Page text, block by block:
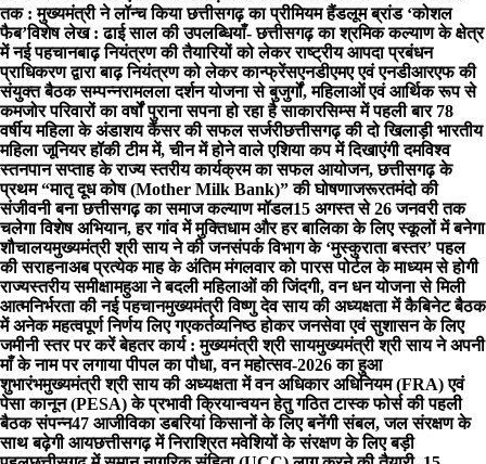
तक : मुख्यमंत्री ने लॉन्च किया छत्तीसगढ़ का प्रीमियम हैंडलूम ब्रांड ‘कोशल
फैब’विशेष लेख : ढाई साल की उपलब्धियाँ- छत्तीसगढ़ का श्रमिक कल्याण के क्षेत्र
में नई पहचानबाढ़ नियंत्रण की तैयारियों को लेकर राष्ट्रीय आपदा प्रबंधन
प्राधिकरण द्वारा बाढ़ नियंत्रण को लेकर कान्फ्रेंसएनडीएमए एवं एनडीआरएफ की
संयुक्त बैठक सम्पन्नरामलला दर्शन योजना से बुजुर्गों, महिलाओं एवं आर्थिक रूप से
कमजोर परिवारों का वर्षों पुराना सपना हो रहा है साकारसिम्स में पहली बार 78
वर्षीय महिला के अंडाशय कैंसर की सफल सर्जरीछत्तीसगढ़ की दो खिलाड़ी भारतीय
महिला जूनियर हॉकी टीम में, चीन में होने वाले एशिया कप में दिखाएंगी दमविश्व
स्तनपान सप्ताह के राज्य स्तरीय कार्यक्रम का सफल आयोजन, छत्तीसगढ़ के
प्रथम “मातृ दूध कोष (Mother Milk Bank)” की घोषणाजरूरतमंदो की
संजीवनी बना छत्तीसगढ़ का समाज कल्याण मॉडल15 अगस्त से 26 जनवरी तक
चलेगा विशेष अभियान, हर गांव में मुक्तिधाम और हर बालिका के लिए स्कूलों में बनेगा
शौचालयमुख्यमंत्री श्री साय ने की जनसंपर्क विभाग के ‘मुस्कुराता बस्तर’ पहल
की सराहनाअब प्रत्येक माह के अंतिम मंगलवार को पारस पोर्टल के माध्यम से होगी
राज्यस्तरीय समीक्षामहुआ ने बदली महिलाओं की जिंदगी, वन धन योजना से मिली
आत्मनिर्भरता की नई पहचानमुख्यमंत्री विष्णु देव साय की अध्यक्षता में कैबिनेट बैठक
में अनेक महत्वपूर्ण निर्णय लिए गएकर्तव्यनिष्ठ होकर जनसेवा एवं सुशासन के लिए
जमीनी स्तर पर करें बेहतर कार्य : मुख्यमंत्री श्री सायमुख्यमंत्री श्री साय ने अपनी
माँ के नाम पर लगाया पीपल का पौधा, वन महोत्सव-2026 का हुआ
शुभारंभमुख्यमंत्री श्री साय की अध्यक्षता में वन अधिकार अधिनियम (FRA) एवं
पेसा कानून (PESA) के प्रभावी क्रियान्वयन हेतु गठित टास्क फोर्स की पहली
बैठक संपन्न47 आजीविका डबरियां किसानों के लिए बनेंगी संबल, जल संरक्षण के
साथ बढ़ेगी आयछत्तीसगढ़ में निराश्रित मवेशियों के संरक्षण के लिए बड़ी